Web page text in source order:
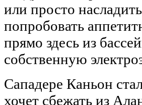
или просто
попробовать
прямо здесь из
собственную
Сападере Каньон
хочет сбежать из